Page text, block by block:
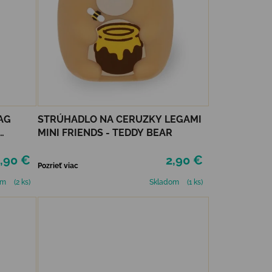
€
(2 ks)
STRÚHADLO NA CERUZKY LEGAMI
MINI FRIENDS - TEDDY BEAR
2,90 €
Pozrieť viac
Skladom
(1 ks)